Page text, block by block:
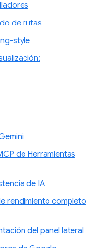
de rutas
style
de Herramientas
de IA
rendimiento completo
del panel lateral